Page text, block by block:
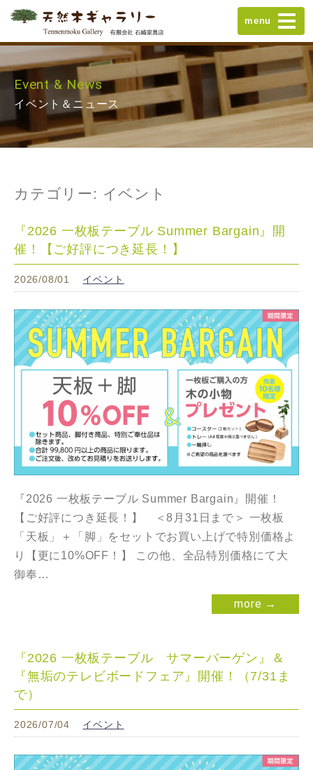
menu
Event & News
イベント＆ニュース
カテゴリー: イベント
『2026 一枚板テーブル Summer Bargain』開
催！【ご好評につき延長！】
2026/08/01 イベント
『2026 一枚板テーブル Summer Bargain』開催！
【ご好評につき延長！】 ＜8月31日まで＞ 一枚板
「天板」＋「脚」をセットでお買い上げで特別価格よ
り【更に10%OFF！】 この他、全品特別価格にて大
御奉…
more →
『2026 一枚板テーブル サマーバーゲン』＆
『無垢のテレビボードフェア』開催！（7/31ま
で）
2026/07/04 イベント